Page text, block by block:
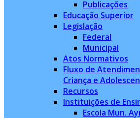
Publicações
Educação Superior
Legislação
Federal
Municipal
Atos Normativos
Fluxo de
Criança e
Recursos
Instituições de
Escola Mun.